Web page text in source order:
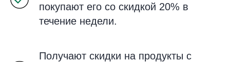
покупают его со скидкой 20% в
течение недели.
Получают скидки на продукты с